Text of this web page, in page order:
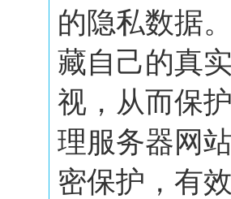
的隐私数据
藏自己的真
视，从而保
理服务器网
密保护，有